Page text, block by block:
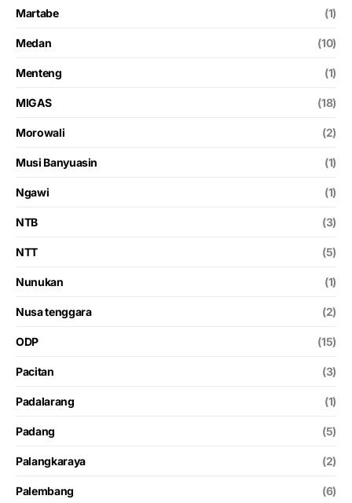
Martabe (1)
Medan (10)
Menteng (1)
MIGAS (18)
Morowali (2)
Musi Banyuasin (1)
Ngawi (1)
NTB (3)
NTT (5)
Nunukan (1)
Nusa tenggara (2)
ODP (15)
Pacitan (3)
Padalarang (1)
Padang (5)
Palangkaraya (2)
Palembang (6)